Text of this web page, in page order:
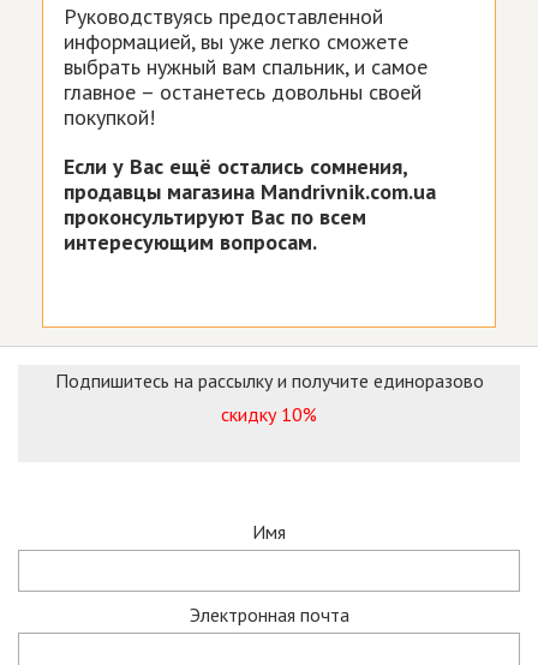
Руководствуясь предоставленной
информацией, вы уже легко сможете
выбрать нужный вам спальник, и самое
главное – останетесь довольны своей
покупкой!
Если у Вас ещё остались сомнения,
продавцы магазина Mandrivnik.com.ua
проконсультируют Вас по всем
интересующим вопросам.
Подпишитесь на рассылку и получите единоразово
скидку 10%
Имя
Электронная почта